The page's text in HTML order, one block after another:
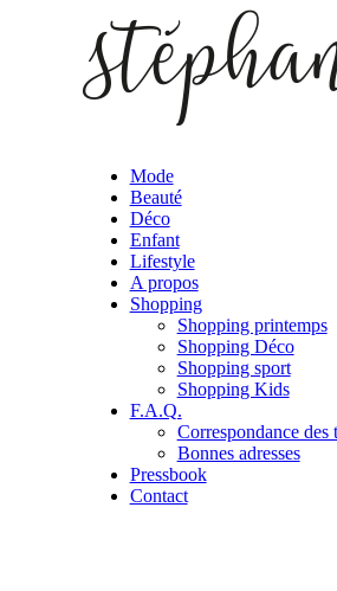
Mode
Beauté
Déco
Enfant
Lifestyle
A propos
Shopping
Shopping printemps
Shopping Déco
Shopping sport
Shopping Kids
F.A.Q.
Correspondance des
Bonnes adresses
Pressbook
Contact